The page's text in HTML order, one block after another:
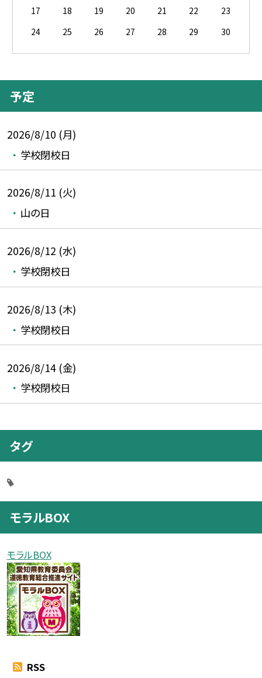
17
18 19 20 21 22
23
24
25 26 27 28 29 30
予定
2026/8/10 (月)
学校閉校日
2026/8/11 (火)
山の日
2026/8/12 (水)
学校閉校日
2026/8/13 (木)
学校閉校日
2026/8/14 (金)
学校閉校日
タグ
モラルBOX
モラルBOX
RSS